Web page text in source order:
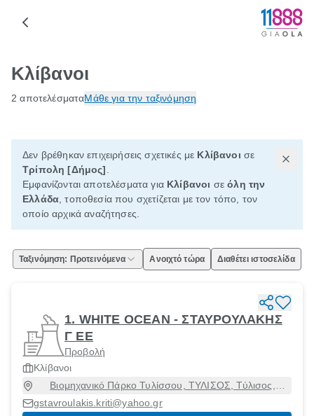
Κλίβανοι
2 αποτελέσματαΜάθε για την ταξινόμηση
Δεν βρέθηκαν επιχειρήσεις σχετικές με Κλίβανοι σε
Τρίπολη [Δήμος]
Εμφανίζονται αποτελέσματα για Κλίβανοι σεόλη την
Ελλάδα , τοποθεσία που σχετίζεται με τον τόπο, τον
οποίο αρχικά αναζήτησες.
Ταξινόμηση: Προτεινόμενα Ανοιχτό τώρα Διαθέτει ιστοσελίδα
1. WHITE OCEAN - ΣΤΑΥΡΟΥΛΑΚΗΣ
Γ ΕΕ
Προβολή
Κλίβανοι
Βιομηχανικό Πάρκο Τυλίσσου, ΤΥΛΙΣΟΣ, Τύλισος,
Ηράκλειο, 71500
gstavroulakis.kriti@yahoo.gr